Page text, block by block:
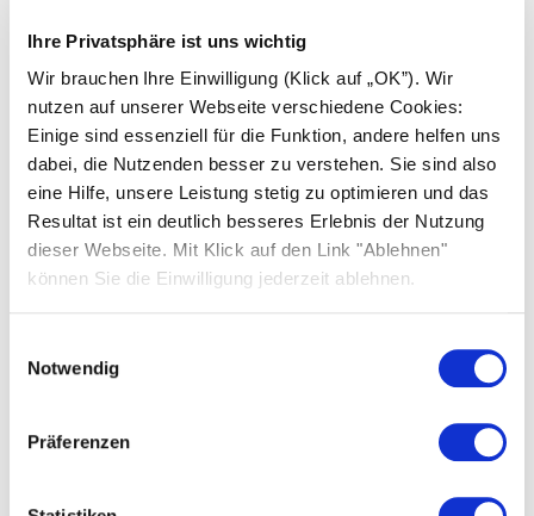
Ihre Privatsphäre ist uns wichtig
Wir brauchen Ihre Einwilligung (Klick auf „OK”). Wir
nutzen auf unserer Webseite verschiedene Cookies:
Einige sind essenziell für die Funktion, andere helfen uns
dabei, die Nutzenden besser zu verstehen. Sie sind also
eine Hilfe, unsere Leistung stetig zu optimieren und das
Resultat ist ein deutlich besseres Erlebnis der Nutzung
dieser Webseite. Mit Klick auf den Link "Ablehnen"
können Sie die Einwilligung jederzeit ablehnen.
Notwendig
Präferenzen
Mehr Sicherheit
Wertsteigerung der Immobilie
Gut zu wissen
: Unabhängig von Neuinstallationen
sichert Ihnen das Solarpaket I auch weiterhin Ihre
Einspeisevergütung und fördert jede neue
Kilowattstunde zusätzlich 20 Jahre lang.
Rechtliches, Versicherung &
sollten
Auch die formalen Rahmenbedingungen sollten